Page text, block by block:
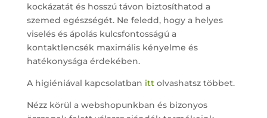
kockázatát és hosszú távon biztosíthatod a
szemed egészségét. Ne feledd, hogy a helyes
viselés és ápolás kulcsfontosságú a
kontaktlencsék maximális kényelme és
hatékonysága érdekében.
A higiéniával kapcsolatban itt olvashatsz többet.
Nézz körül a webshopunkban és bizonyos